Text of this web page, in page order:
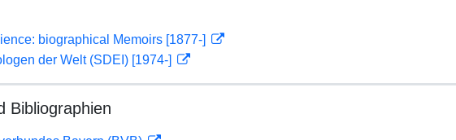
biographical Memoirs [1877-]
der Welt (SDEI) [1974-]
Bibliographien